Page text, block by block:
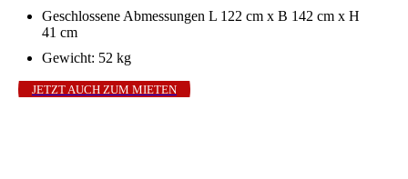
Geschlossene Abmessungen L 122 cm x B 142 cm x H
41 cm
Gewicht: 52 kg
JETZT AUCH ZUM MIETEN